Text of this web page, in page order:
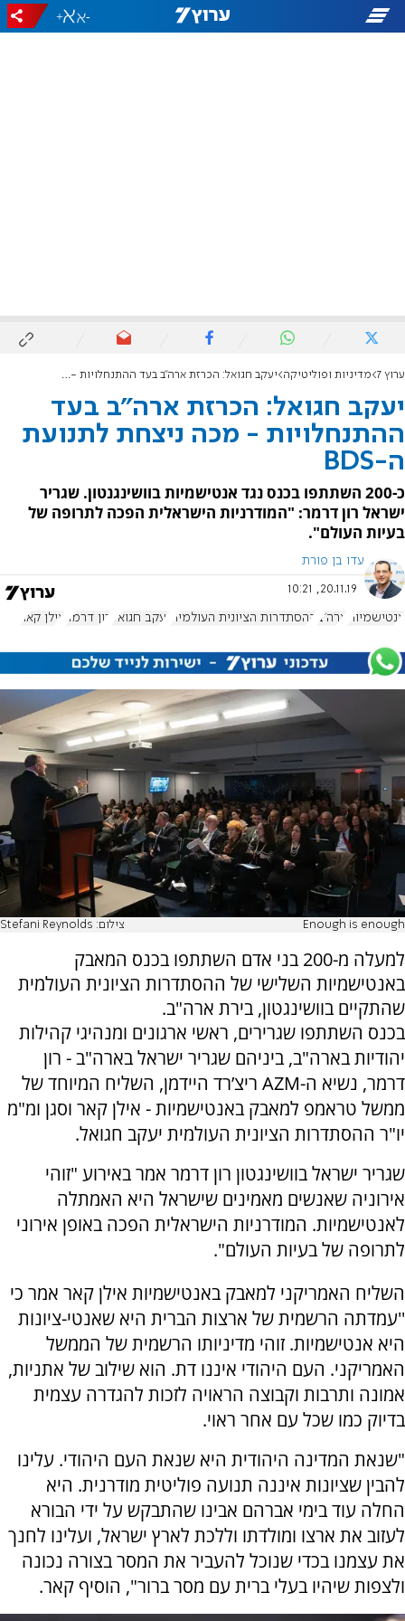
-
+
ערוץ 7 מדיניות ופוליטיקה יעקב חגואל: הכרזת ארה"ב בעד ההתנחלויות - מכה ניצחת לתנועת ה-BDS
יעקב חגואל: הכרזת ארה"ב בעד
ההתנחלויות - מכה ניצחת לתנועת
ה-BDS
כ-200 השתתפו בכנס נגד אנטישמיות בוושינגנטון. שגריר
ישראל רון דרמר: "המודרניות הישראלית הפכה לתרופה של
בעיות העולם".
עדו בן פורת
20.11.19, 10:21
אנטישמיות ארה"ב ההסתדרות הציונית העולמית יעקב חגואל רון דרמר אילן קאר
Enough is enough צילום: Stefani Reynolds
למעלה מ-200 בני אדם השתתפו בכנס המאבק
באנטישמיות השלישי של ההסתדרות הציונית העולמית
שהתקיים בוושינגטון, בירת ארה"ב.
בכנס השתתפו שגרירים, ראשי ארגונים ומנהיגי קהילות
יהודיות בארה"ב, ביניהם שגריר ישראל בארה"ב - רון
דרמר, נשיא ה-AZM ריצ’רד היידמן, השליח המיוחד של
ממשל טראמפ למאבק באנטישמיות - אילן קאר וסגן ומ"מ
יו"ר ההסתדרות הציונית העולמית יעקב חגואל.
שגריר ישראל בוושינגטון רון דרמר אמר באירוע "זוהי
אירוניה שאנשים מאמינים שישראל היא האמתלה
לאנטישמיות. המודרניות הישראלית הפכה באופן אירוני
לתרופה של בעיות העולם".
השליח האמריקני למאבק באנטישמיות אילן קאר אמר כי
''עמדתה הרשמית של ארצות הברית היא שאנטי-ציונות
היא אנטישמיות. זוהי מדיניותו הרשמית של הממשל
האמריקני. העם היהודי איננו דת. הוא שילוב של אתניות,
אמונה ותרבות וקבוצה הראויה לזכות להגדרה עצמית
בדיוק כמו שכל עם אחר ראוי.
"שנאת המדינה היהודית היא שנאת העם היהודי. עלינו
להבין שציונות איננה תנועה פוליטית מודרנית. היא
החלה עוד בימי אברהם אבינו שהתבקש על ידי הבורא
לעזוב את ארצו ומולדתו וללכת לארץ ישראל, ועלינו לחנך
את עצמנו בכדי שנוכל להעביר את המסר בצורה נכונה
ולצפות שיהיו בעלי ברית עם מסר ברור", הוסיף קאר.